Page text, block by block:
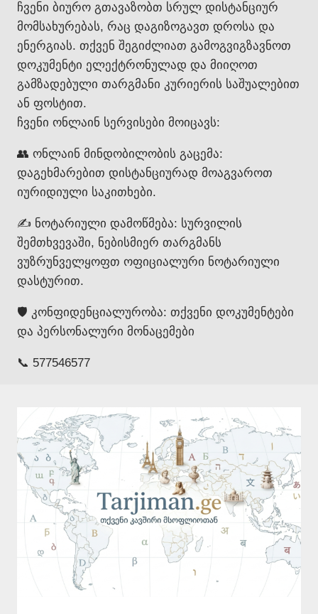
ჩვენი ბიურო გთავაზობთ სრულ დისტანციურ
მომსახურებას, რაც დაგიზოგავთ დროსა და
ენერგიას. თქვენ შეგიძლიათ გამოგვიგზავნოთ
დოკუმენტი ელექტრონულად და მიიღოთ
გამზადებული თარგმანი კურიერის საშუალებით
ან ფოსტით.
ჩვენი ონლაინ სერვისები მოიცავს:
👥 ონლაინ მინდობილობის გაცემა:
დაგეხმარებით დისტანციურად მოაგვაროთ
იურიდიული საკითხები.
✍️ ნოტარიული დამოწმება: სურვილის
შემთხვევაში, ნებისმიერ თარგმანს
ვუზრუნველყოფთ ოფიციალური ნოტარიული
დასტურით.
🛡️ კონფიდენციალურობა: თქვენი დოკუმენტები
და პერსონალური მონაცემები
📞 577546577